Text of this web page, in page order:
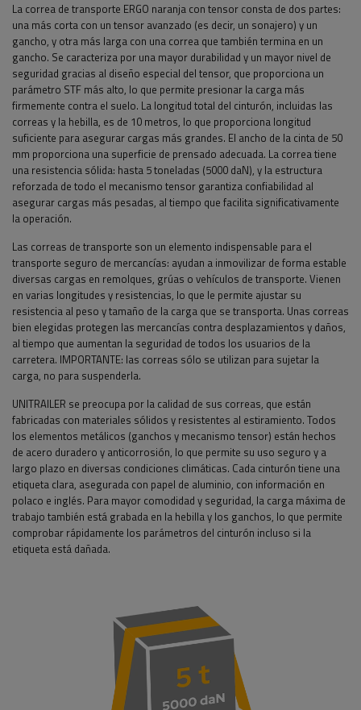
La correa de transporte ERGO naranja con tensor consta de dos partes:
una más corta con un tensor avanzado (es decir, un sonajero) y un
gancho, y otra más larga con una correa que también termina en un
gancho. Se caracteriza por una mayor durabilidad y un mayor nivel de
seguridad gracias al diseño especial del tensor, que proporciona un
parámetro STF más alto, lo que permite presionar la carga más
firmemente contra el suelo. La longitud total del cinturón, incluidas las
correas y la hebilla, es de 10 metros, lo que proporciona longitud
suficiente para asegurar cargas más grandes. El ancho de la cinta de 50
mm proporciona una superficie de prensado adecuada. La correa tiene
una resistencia sólida: hasta 5 toneladas (5000 daN), y la estructura
reforzada de todo el mecanismo tensor garantiza confiabilidad al
asegurar cargas más pesadas, al tiempo que facilita significativamente
la operación.
Las correas de transporte son un elemento indispensable para el
transporte seguro de mercancías: ayudan a inmovilizar de forma estable
diversas cargas en remolques, grúas o vehículos de transporte. Vienen
en varias longitudes y resistencias, lo que le permite ajustar su
resistencia al peso y tamaño de la carga que se transporta. Unas correas
bien elegidas protegen las mercancías contra desplazamientos y daños,
al tiempo que aumentan la seguridad de todos los usuarios de la
carretera. IMPORTANTE: las correas sólo se utilizan para sujetar la
carga, no para suspenderla.
UNITRAILER se preocupa por la calidad de sus correas, que están
fabricadas con materiales sólidos y resistentes al estiramiento. Todos
los elementos metálicos (ganchos y mecanismo tensor) están hechos
de acero duradero y anticorrosión, lo que permite su uso seguro y a
largo plazo en diversas condiciones climáticas. Cada cinturón tiene una
etiqueta clara, asegurada con papel de aluminio, con información en
polaco e inglés. Para mayor comodidad y seguridad, la carga máxima de
trabajo también está grabada en la hebilla y los ganchos, lo que permite
comprobar rápidamente los parámetros del cinturón incluso si la
etiqueta está dañada.